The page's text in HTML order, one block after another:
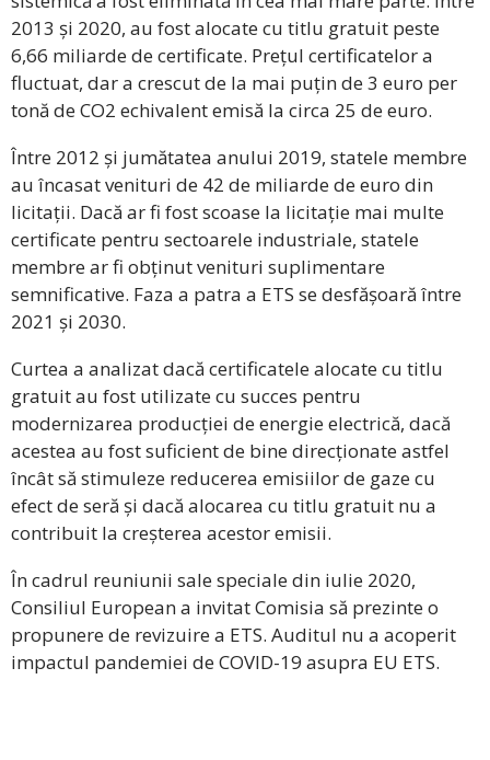
2013 și 2020, au fost alocate cu titlu gratuit peste
6,66 miliarde de certificate. Prețul certificatelor a
fluctuat, dar a crescut de la mai puțin de 3 euro per
tonă de CO2 echivalent emisă la circa 25 de euro.
Între 2012 și jumătatea anului 2019, statele membre
au încasat venituri de 42 de miliarde de euro din
licitații. Dacă ar fi fost scoase la licitație mai multe
certificate pentru sectoarele industriale, statele
membre ar fi obținut venituri suplimentare
semnificative. Faza a patra a ETS se desfășoară între
2021 și 2030.
Curtea a analizat dacă certificatele alocate cu titlu
gratuit au fost utilizate cu succes pentru
modernizarea producției de energie electrică, dacă
acestea au fost suficient de bine direcționate astfel
încât să stimuleze reducerea emisiilor de gaze cu
efect de seră și dacă alocarea cu titlu gratuit nu a
contribuit la creșterea acestor emisii.
În cadrul reuniunii sale speciale din iulie 2020,
Consiliul European a invitat Comisia să prezinte o
propunere de revizuire a ETS. Auditul nu a acoperit
impactul pandemiei de COVID-19 asupra EU ETS.